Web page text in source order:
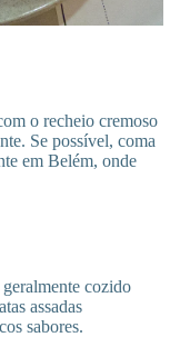
o recheio cremoso
Se possível, coma
em Belém, onde
cozido
assadas
sabores.